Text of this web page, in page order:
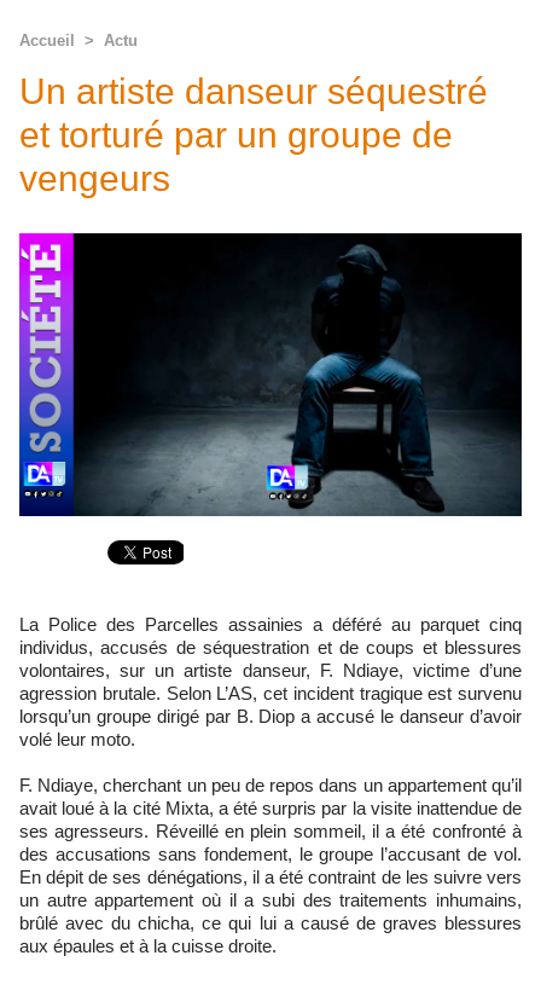
Accueil > Actu
Un artiste danseur séquestré
et torturé par un groupe de
vengeurs
La Police des Parcelles assainies a déféré au parquet cinq
individus, accusés de séquestration et de coups et blessures
volontaires, sur un artiste danseur, F. Ndiaye, victime d’une
agression brutale. Selon L’AS, cet incident tragique est survenu
lorsqu’un groupe dirigé par B. Diop a accusé le danseur d’avoir
volé leur moto.
F. Ndiaye, cherchant un peu de repos dans un appartement qu’il
avait loué à la cité Mixta, a été surpris par la visite inattendue de
ses agresseurs. Réveillé en plein sommeil, il a été confronté à
des accusations sans fondement, le groupe l’accusant de vol.
En dépit de ses dénégations, il a été contraint de les suivre vers
un autre appartement où il a subi des traitements inhumains,
brûlé avec du chicha, ce qui lui a causé de graves blessures
aux épaules et à la cuisse droite.